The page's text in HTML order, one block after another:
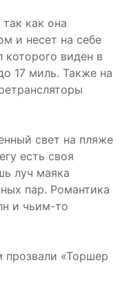
как она
и несет на себе
которого виден в
17 миль. Также на
свет на пляже
есть своя
луч маяка
пар. Романтика
и чьим-то
прозвали «Торшер